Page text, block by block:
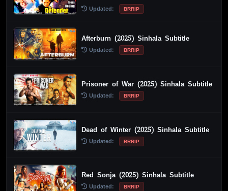
Updated: BRRIP
Afterburn (2025) Sinhala Subtitle
Updated: BRRIP
Prisoner of War (2025) Sinhala Subtitle
Updated: BRRIP
Dead of Winter (2025) Sinhala Subtitle
Updated: BRRIP
Red Sonja (2025) Sinhala Subtitle
Updated: BRRIP